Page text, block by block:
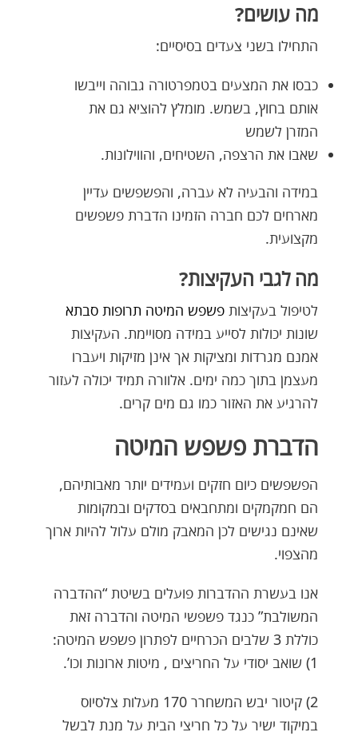
מה עושים?
התחילו בשני צעדים בסיסיים:
כבסו את המצעים בטמפרטורה גבוהה וייבשו
אותם בחוץ, בשמש. מומלץ להוציא גם את
המזרן לשמש
שאבו את הרצפה, השטיחים, והווילונות.
במידה והבעיה לא עברה, והפשפשים עדיין
מארחים לכם חברה הזמינו הדברת פשפשים
מקצועית.
מה לגבי העקיצות?
לטיפול בעקיצות פשפש המיטה תרופות סבתא
שונות יכולות לסייע במידה מסויימת. העקיצות
אמנם מגרדות ומציקות אך אינן מזיקות ויעברו
מעצמן בתוך כמה ימים. אלוורה תמיד יכולה לעזור
להרגיע את האזור כמו גם מים קרים.
הדברת פשפש המיטה
הפשפשים כיום חזקים ועמידים יותר מאבותיהם,
הם חמקמקים ומתחבאים בסדקים ובמקומות
שאינם נגישים לכן המאבק מולם עלול להיות ארוך
מהצפוי.
אנו בעשרת ההדברות פועלים בשיטת “ההדברה
המשולבת” כנגד פשפשי המיטה והדברה זאת
כוללת 3 שלבים הכרחיים לפתרון פשפש המיטה:
1) שואב יסודי על החריצים , מיטות ארונות וכו’.
2) קיטור יבש המשחרר 170 מעלות צלסיוס
במיקוד ישיר על כל חריצי הבית על מנת לבשל